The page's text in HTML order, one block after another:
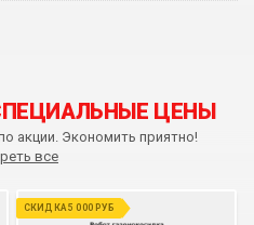
ЦЕНЫ
акции. Экономить приятно!
все